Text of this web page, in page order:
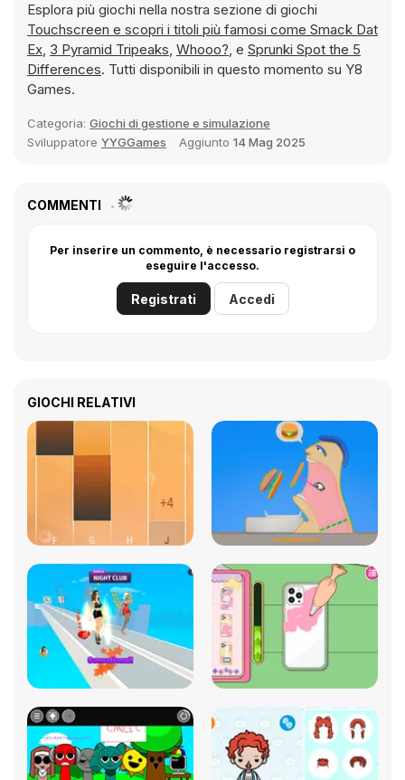
Esplora più giochi nella nostra sezione di giochi
Touchscreen e scopri i titoli più famosi come Smack Dat
Ex, 3 Pyramid Tripeaks, Whooo?, e Sprunki Spot the 5
Differences. Tutti disponibili in questo momento su Y8
Games.
Categoria: Giochi di gestione e simulazione
Sviluppatore YYGGames Aggiunto 14 Mag 2025
COMMENTI
Per inserire un commento, è necessario registrarsi o
eseguire l'accesso.
Registrati Accedi
GIOCHI RELATIVI